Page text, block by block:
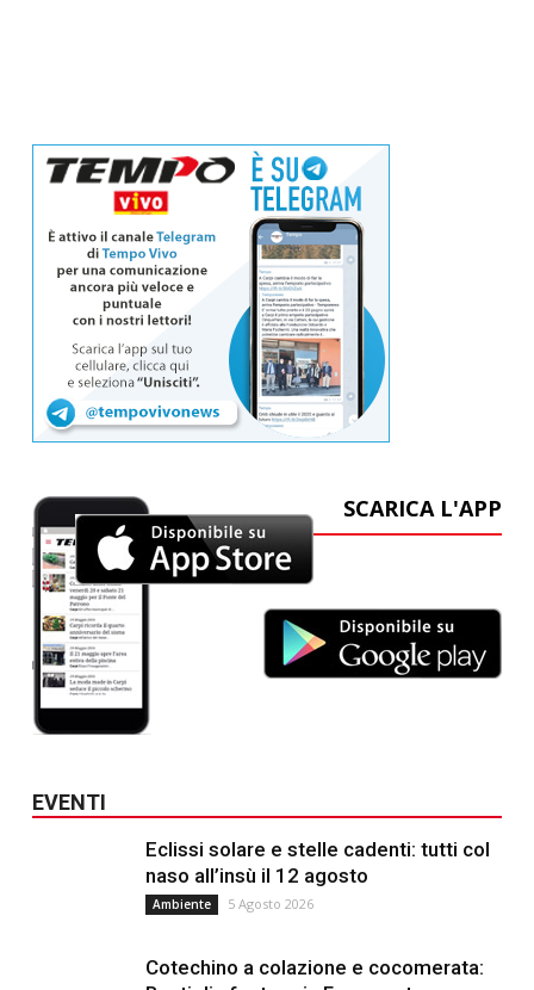
SCARICA L'APP
EVENTI
Eclissi solare e stelle cadenti: tutti col
naso all’insù il 12 agosto
Ambiente 5 Agosto 2026
Cotechino a colazione e cocomerata: